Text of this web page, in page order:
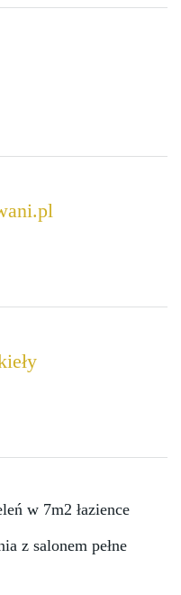
w 7m2 łazience
z salonem pełne